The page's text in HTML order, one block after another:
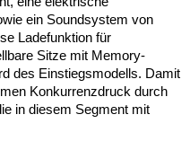
ein Soundsystem von
Ladefunktion für
Sitze mit Memory-
des Einstiegsmodells. Damit
Konkurrenzdruck durch
in diesem Segment mit